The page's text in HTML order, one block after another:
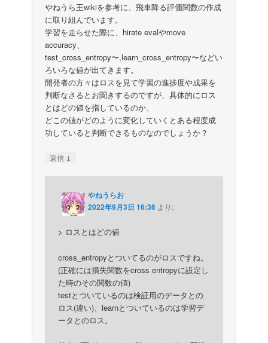
やねうら王wikiを参考に、飛車降る評価関数の作成
に取り組んでいます。
学習を走らせた際に、hirate evalやmove
accuracy、
test_cross_entropy〜,learn_cross_entropy〜などい
ろいろな値が出てきます。
開発者の方々はロスを見て学習の進捗度や成果を
判断なさるとお聞きするのですが、具体的にロス
とはどの値を指しているのか、
どこの値がどのように変化していくとある程度成
功していると判断できるものなのでしょうか？
返信 ↓
やねうらお
2022年9月3日 16:36 より:
> ロスとはどの値
cross_entropyとついてるのがロスですね。
(正確には損失関数をcross entropyに設定し
た時のその関数の値)
testとついているのは検証用のデータとの
ロス(違い)、learnとついているのは学習デ
ータとのロス。